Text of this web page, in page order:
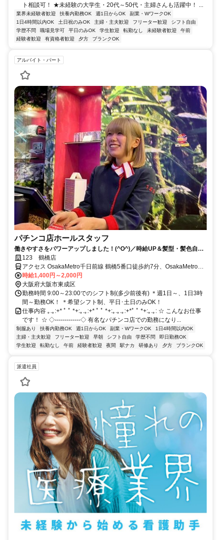
ト相談可！ ★未経験の大学生・20代～50代・主婦さんも活躍中！ ...
業界未経験者歓迎 扶養内勤務OK 週1日からOK
副業・WワークOK
1日4時間以内OK
土日祝のみOK 主婦・主夫歓迎 フリーター歓迎
シフト自由
学歴不問
職場見学可 平日のみOK 学生歓迎 転勤なし 未経験者歓迎
午前
経験者歓迎
有資格者歓迎 夕方 ブランクOK
アルバイト・パート
パチンコ店ホールスタッフ
働きやすさをパワーアップしました！(^O^)／時給UP＆髪型・髪色自由
★ネイルもOK♪
123 鶴橋店
アクセス OsakaMetro千日前線 鶴橋5番口徒歩約7分、OsakaMetro今
里筋線 今里（Osaka2番口徒歩約12分、ＪＲ大阪環状線 玉造（大阪環
状線）出口2徒歩約16分 鶴橋駅から徒歩4分
時給1,400円～2,000円
大阪府大阪市東成区
勤務時間 9:00～23:00でのシフト制(多少前後有) ＊週1日～、1日3時
間～勤務OK！ ＊希望シフト制、平日･土日のみOK！
仕事内容 ｡.｡:+* ﾟ ﾟ *+:｡.｡:+* ﾟ ﾟ *+:｡.｡.｡:+*ﾟ ﾟ *+:｡.｡: ☆ こんなお仕事
です！ ☆ ◇‐‐‐‐‐‐‐‐‐‐‐‐‐◇ 有名なパチンコ店での勤務になり...
制服あり 扶養内勤務OK 週1日からOK 副業・WワークOK
1日4時間以内OK
主婦・主夫歓迎
フリーター歓迎 早朝 シフト自由 学歴不問
即日勤務OK
学生歓迎
転勤なし 午前 経験者歓迎 夜間 駅ナカ 研修あり 夕方 ブランクOK
派遣社員